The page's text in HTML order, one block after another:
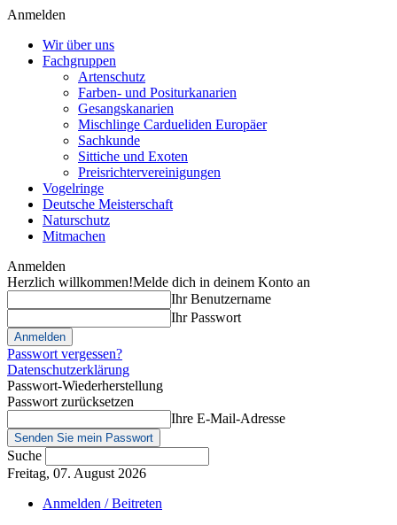
Anmelden
Wir über uns
Fachgruppen
Artenschutz
Farben- und Positurkanarien
Gesangskanarien
Mischlinge Cardueliden Europäer
Sachkunde
Sittiche und Exoten
Preisrichtervereinigungen
Vogelringe
Deutsche Meisterschaft
Naturschutz
Mitmachen
Anmelden
Herzlich willkommen!Melde dich in deinem Konto an
Ihr Benutzername
Ihr Passwort
Passwort vergessen?
Datenschutzerklärung
Passwort-Wiederherstellung
Passwort zurücksetzen
Ihre E-Mail-Adresse
Suche
Freitag, 07. August 2026
Anmelden / Beitreten